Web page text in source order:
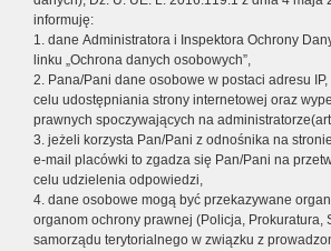
informuję:
1. dane Administratora i Inspektora Ochrony
linku „Ochrona danych osobowych”,
2. Pana/Pani dane osobowe w postaci adresu
celu udostępniania strony internetowej oraz
prawnych spoczywających na
3. jeżeli korzysta Pan/Pani z odnośnika na
e-mail placówki to zgadza się Pan/Pani na
celu udzielenia odpowiedzi,
4. dane osobowe mogą być przekazywane
organom ochrony prawnej (Policja, Prokuratura,
samorządu terytorialnego w związku z